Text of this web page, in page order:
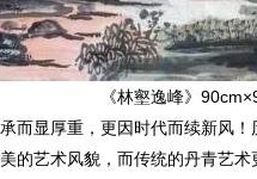
《林壑逸峰》
显厚重，更因时代而续新风！
的艺术风貌，而传统的丹青艺